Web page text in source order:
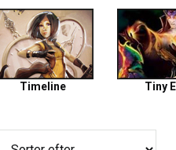
Timeline Tiny